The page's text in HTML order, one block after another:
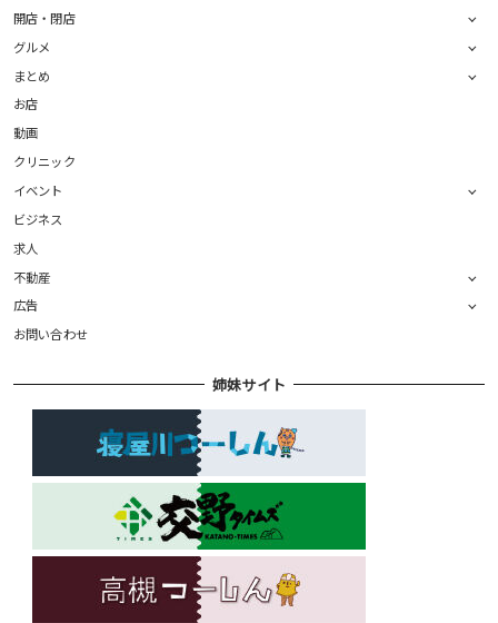
開店・閉店
グルメ
まとめ
お店
動画
クリニック
イベント
ビジネス
求人
不動産
広告
お問い合わせ
姉妹サイト